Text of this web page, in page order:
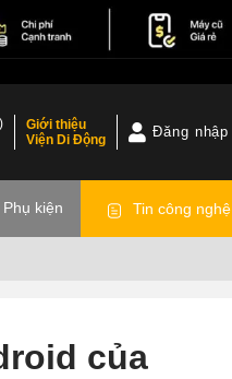
Giới thiệu
Viện Di Động
Đăng nhập
Phụ kiện Tin công nghệ
của